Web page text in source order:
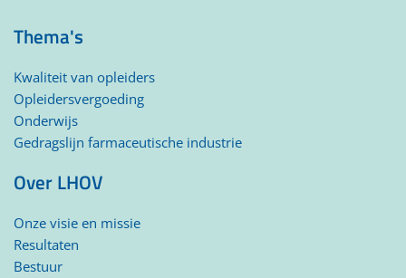
Thema's
Kwaliteit van opleiders
Opleidersvergoeding
Onderwijs
Gedragslijn farmaceutische industrie
Over LHOV
Onze visie en missie
Resultaten
Bestuur